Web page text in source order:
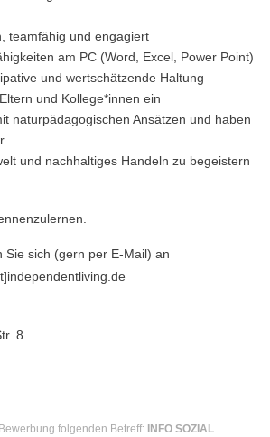
teamfähig und engagiert
am PC (Word, Excel, Power Point)
und wertschätzende Haltung
und Kollege*innen ein
naturpädagogischen Ansätzen und haben
und nachhaltiges Handeln zu begeistern
Sie sich (gern per E-Mail) an
8
folgenden Betreff:
INFO SOZIAL